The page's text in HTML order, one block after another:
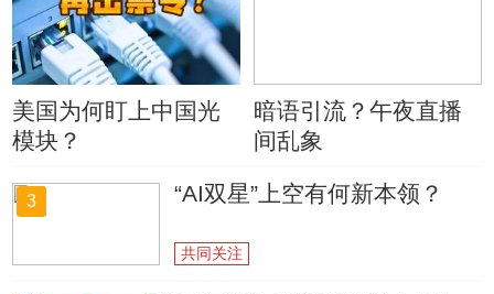
美国为何盯上中国光
模块？
暗语引流？午夜直播
间乱象
3 “AI双星”上空有何新本领？
共同关注